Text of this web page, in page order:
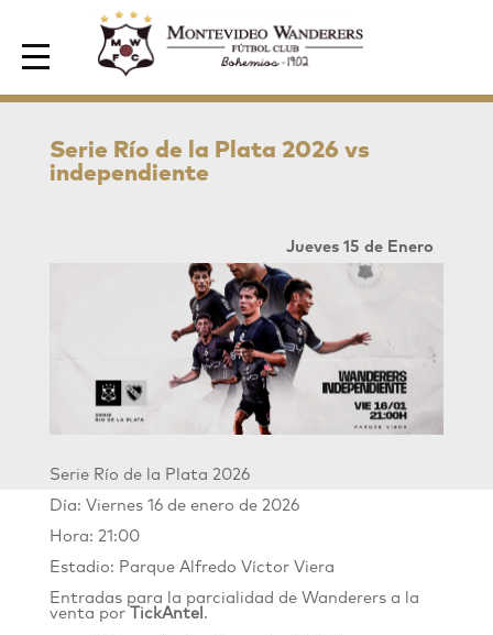
Area de Socios
Serie Río de la Plata 2026 vs
independiente
Jueves 15 de Enero
Serie Río de la Plata 2026
Día: Viernes 16 de enero de 2026
Hora: 21:00
Estadio: Parque Alfredo Víctor Viera
Entradas para la parcialidad de Wanderersa la
venta por
TickAntel .